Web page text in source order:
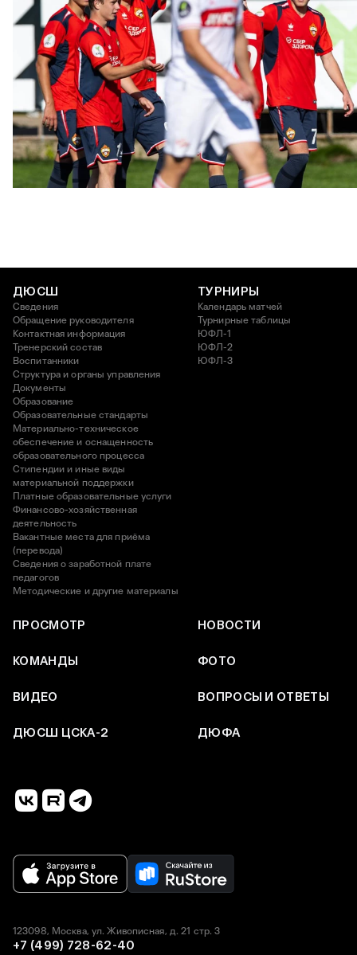
ЮФЛ: Московское дерби на «Октябре»
3 АВГУСТА 2026 14:15
ДЮСШ
Сведения
Обращение руководителя
Контактная информация
Тренерский состав
Воспитанники
Структура и органы управления
Документы
Образование
Образовательные стандарты
Материально-техническое
обеспечение и оснащенность
образовательного процесса
Стипендии и иные виды
материальной поддержки
Платные образовательные услуги
Финансово-хозяйственная
деятельность
Вакантные места для приёма
(перевода)
Сведения о заработной плате
педагогов
Методические и другие материалы
ТУРНИРЫ
Календарь матчей
Турнирные таблицы
ЮФЛ-1
ЮФЛ-2
ЮФЛ-3
ПРОСМОТР НОВОСТИ
КОМАНДЫ ФОТО
ВИДЕО ВОПРОСЫ И ОТВЕТЫ
ДЮСШ ЦСКА-2 ДЮФА
123098, Москва, ул. Живописная, д. 21 стр. 3
+7 (499) 728-62-40